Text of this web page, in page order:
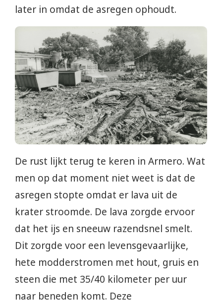
later in omdat de asregen ophoudt.
De rust lijkt terug te keren in Armero. Wat
men op dat moment niet weet is dat de
asregen stopte omdat er lava uit de
krater stroomde. De lava zorgde ervoor
dat het ijs en sneeuw razendsnel smelt.
Dit zorgde voor een levensgevaarlijke,
hete modderstromen met hout, gruis en
steen die met 35/40 kilometer per uur
naar beneden komt. Deze